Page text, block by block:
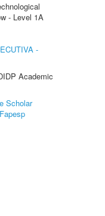
- Level 1A
-
Academic
Scholar
Fapesp